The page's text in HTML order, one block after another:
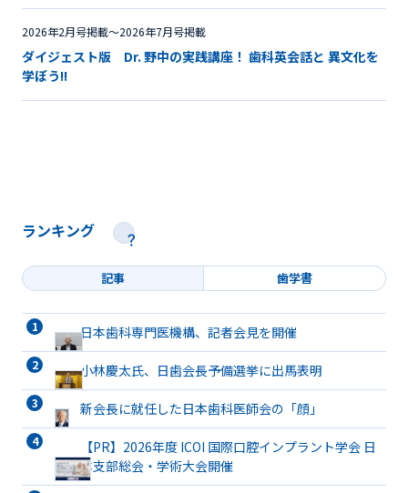
2026年2月号掲載〜2026年7月号掲載
ダイジェスト版 Dr. 野中の実践講座！ 歯科英会話と 異文化を
学ぼう!!
ランキング
記事 歯学書
日本歯科専門医機構、記者会見を開催
小林慶太氏、日歯会長予備選挙に出馬表明
新会長に就任した日本歯科医師会の「顔」
【PR】2026年度 ICOI 国際口腔インプラント学会 日
本支部総会・学術大会開催